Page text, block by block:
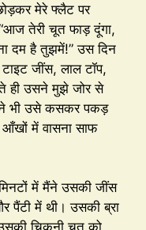
मेरे फ्लैट पर
तेरी चूत फाड़ दूंगा,
दम है तुझमें!” उस दिन
जींस, लाल टॉप,
ही उसने मुझे जोर से
मैंने भी उसे कसकर पकड़
में वासना साफ
में मैंने उसकी जींस
पैंटी में थी। उसकी ब्रा